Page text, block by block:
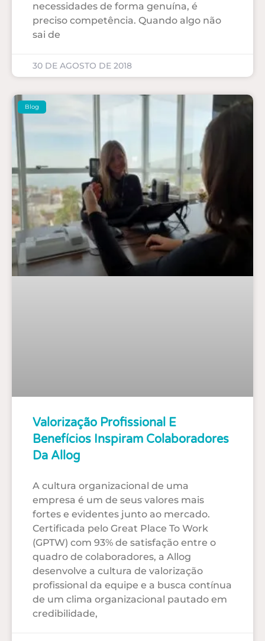
necessidades de forma genuína, é
preciso competência. Quando algo não
sai de
30 DE AGOSTO DE 2018
Blog
Valorização Profissional E
Benefícios Inspiram Colaboradores
Da Allog
A cultura organizacional de uma
empresa é um de seus valores mais
fortes e evidentes junto ao mercado.
Certificada pelo Great Place To Work
(GPTW) com 93% de satisfação entre o
quadro de colaboradores, a Allog
desenvolve a cultura de valorização
profissional da equipe e a busca contínua
de um clima organizacional pautado em
credibilidade,